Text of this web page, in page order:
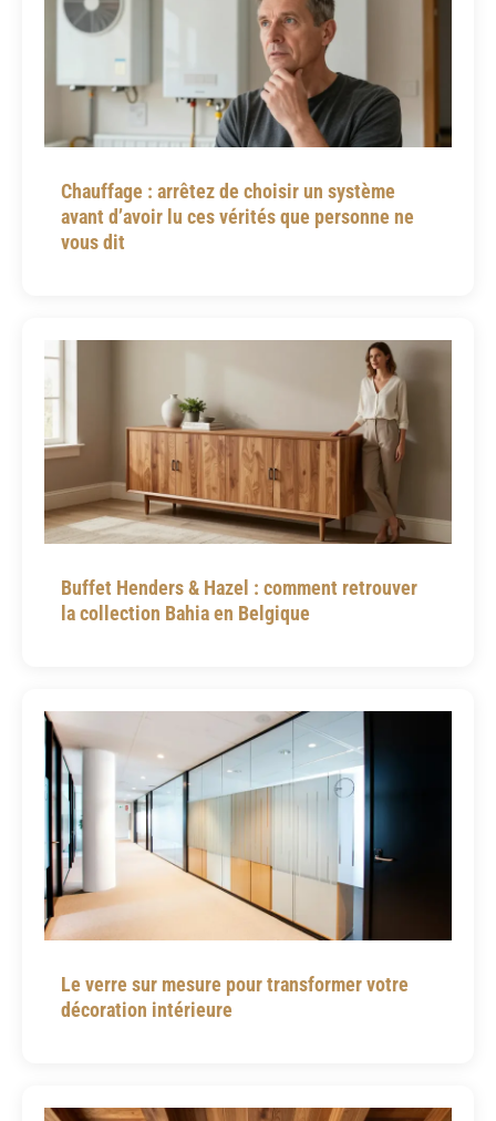
Chauffage : arrêtez de choisir un système
avant d’avoir lu ces vérités que personne ne
vous dit
Buffet Henders & Hazel : comment retrouver
la collection Bahia en Belgique
Le verre sur mesure pour transformer votre
décoration intérieure